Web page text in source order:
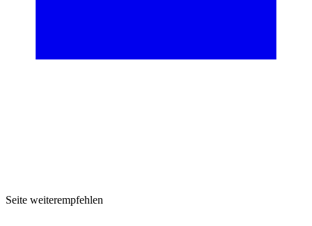
Seite weiterempfehlen